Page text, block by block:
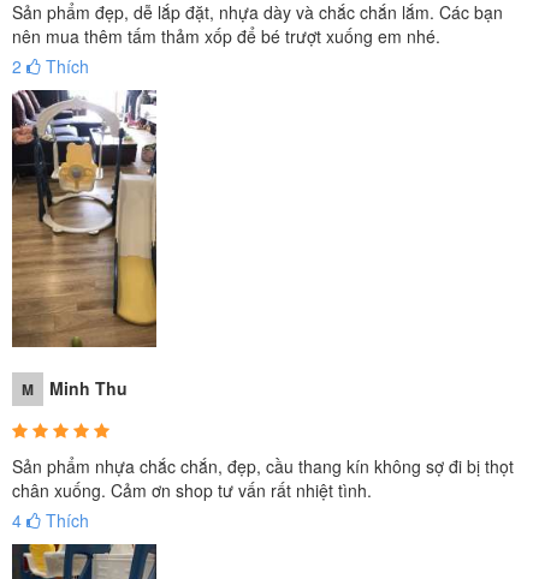
Sản phẩm đẹp, dễ lắp đặt, nhựa dày và chắc chắn lắm. Các bạn
nên mua thêm tấm thảm xốp để bé trượt xuống em nhé.
2
Thích
M Minh Thu
Sản phẩm nhựa chắc chắn, đẹp, cầu thang kín không sợ đi bị thọt
chân xuống. Cảm ơn shop tư vấn rất nhiệt tình.
4
Thích